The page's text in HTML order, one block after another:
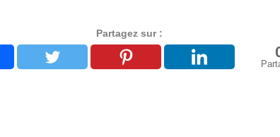
Partagez sur :